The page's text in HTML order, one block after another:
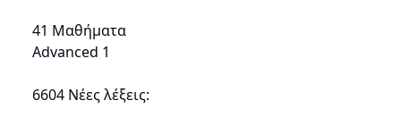
41 Μαθήματα
Advanced 1
6604 Νέες λέξεις: